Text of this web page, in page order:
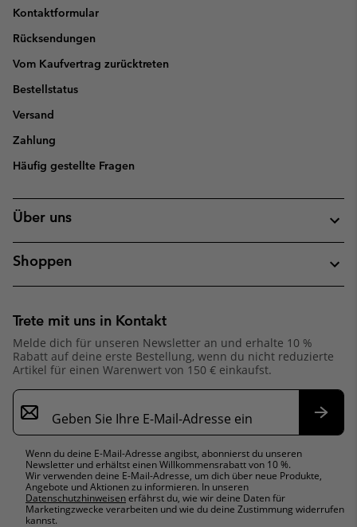
Kontaktformular
Rücksendungen
Vom Kaufvertrag zurücktreten
Bestellstatus
Versand
Zahlung
Häufig gestellte Fragen
Über uns
Shoppen
Trete mit uns in Kontakt
Melde dich für unseren Newsletter an und erhalte 10 %
Rabatt auf deine erste Bestellung, wenn du nicht reduzierte
Artikel für einen Warenwert von 150 € einkaufst.
Newsletter-
Anmeldung
Wenn du deine E-Mail-Adresse angibst, abonnierst du unseren
Newsletter und erhältst einen Willkommensrabatt von 10 %.
Wir verwenden deine E-Mail-Adresse, um dich über neue Produkte,
Angebote und Aktionen zu informieren. In unseren
Datenschutzhinweisen erfährst du, wie wir deine Daten für
Marketingzwecke verarbeiten und wie du deine Zustimmung widerrufen
kannst.